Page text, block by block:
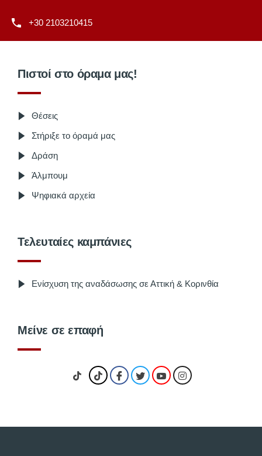
+30 2103210415
Πιστοί στο όραμα μας!
Θέσεις
Στήριξε το όραμά μας
Δράση
Άλμπουμ
Ψηφιακά αρχεία
Τελευταίες καμπάνιες
Ενίσχυση της αναδάσωσης σε Αττική & Κορινθία
Μείνε σε επαφή